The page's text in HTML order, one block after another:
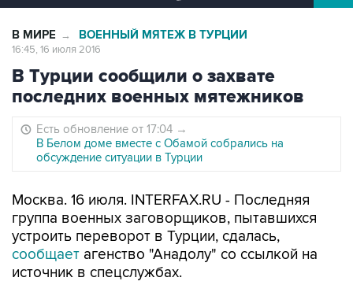
В МИРЕ → ВОЕННЫЙ МЯТЕЖ В ТУРЦИИ
16:45, 16 июля 2016
В Турции сообщили о захвате
последних военных мятежников
Есть обновление от 17:04 →
В Белом доме вместе с Обамой собрались на
обсуждение ситуации в Турции
Москва. 16 июля. INTERFAX.RU - Последняя
группа военных заговорщиков, пытавшихся
устроить переворот в Турции, сдалась,
сообщает агенство "Анадолу" со ссылкой на
источник в спецслужбах.